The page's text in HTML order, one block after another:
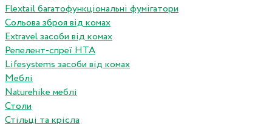
Flextail багатофункціональні фумігатори
Сольова зброя від комах
Extravel засоби від комах
Репелент-спреї HTA
Lifesystems засоби від комах
Меблі
Naturehike меблі
Столи
Стільці та крісла